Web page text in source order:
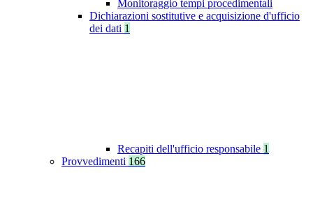
Monitoraggio tempi procedimentali
Dichiarazioni sostitutive e acquisizione d'ufficio
dei dati 1
Recapiti dell'ufficio responsabile 1
Provvedimenti 166